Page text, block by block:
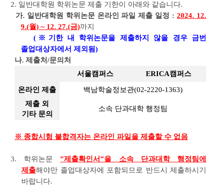
2. 일반대학원 학위논문 제출 기한이 아래와 같습니다.
가. 일반대학원 학위논문 온라인 파일 제출 일정 :2024. 12.
9.(월) ~ 12. 27.(금)까지
(※기한 내 학위논문을 제출하지 않을 경우 금번
졸업대상자에서 제외됨)
나. 제출처/문의처
서울캠퍼스
ERICA캠퍼스
온라인 제출
백남학술정보관(02-2220-1363)
제출 외
기타 문의
소속 단과대학 행정팀
※ 종합시험 불합격자는 온라인 파일을 제출할 수 없음
3. 학위논문”제출확인서”을 소속 단과대학 행정팀에
제출해야만 졸업대상자에 포함되므로 반드시 제출하시기
바랍니다.